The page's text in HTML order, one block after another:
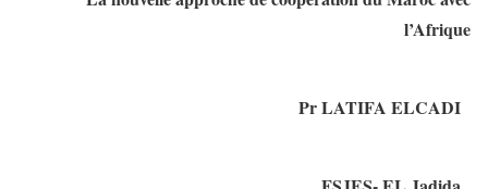
l’Afrique